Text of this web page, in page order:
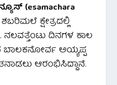
(esamachara
ಶಬರಿಮಲೆ ಕ್ಷೇತ್ರದಲ್ಲಿ
ದಿನಗಳ ಕಾಲ
ಬಾಲಕನೋರ್ವ ಅಯ್ಯಪ್ಪ
ಆರಂಭಿಸಿದ್ದಾನೆ.